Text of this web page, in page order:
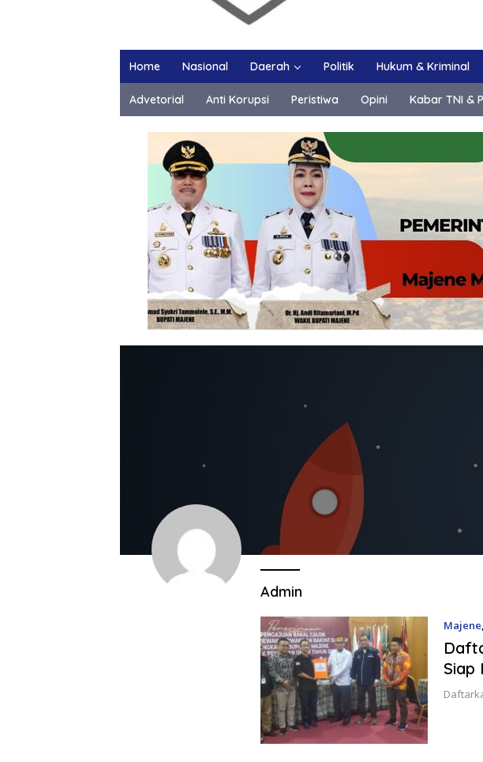
Home Nasional Daerah Politik Hukum & Kriminal
Advetorial Anti Korupsi Peristiwa Opini Kabar TNI &
Admin
Majene,
Siap